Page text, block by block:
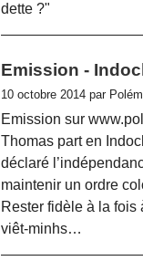
dette ?"
Emission -
10 octobre 2014 par
Emission sur
Thomas part en
déclaré
maintenir un ordre
Rester fidèle à la fois
viêt-minhs…